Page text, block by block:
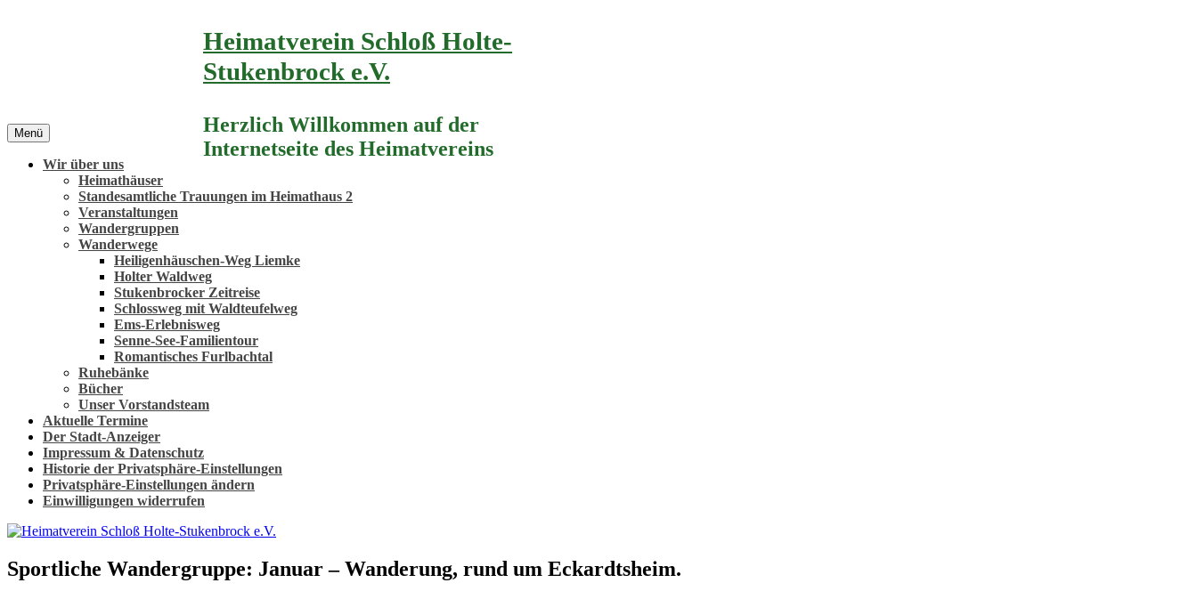
Heimatverein Schloß Holte-
Stukenbrock e.V.
Herzlich Willkommen auf der
Internetseite des Heimatvereins
Menü
Wir über uns
Heimathäuser
Standesamtliche Trauungen im Heimathaus 2
Veranstaltungen
Wandergruppen
Wanderwege
Heiligenhäuschen-Weg Liemke
Holter Waldweg
Stukenbrocker Zeitreise
Schlossweg mit Waldteufelweg
Ems-Erlebnisweg
Senne-See-Familientour
Romantisches Furlbachtal
Ruhebänke
Bücher
Unser Vorstandsteam
Aktuelle Termine
Der Stadt-Anzeiger
Impressum & Datenschutz
Historie der Privatsphäre-Einstellungen
Privatsphäre-Einstellungen ändern
Einwilligungen widerrufen
Sportliche Wandergruppe: Januar – Wanderung, rund um Eckardtsheim.